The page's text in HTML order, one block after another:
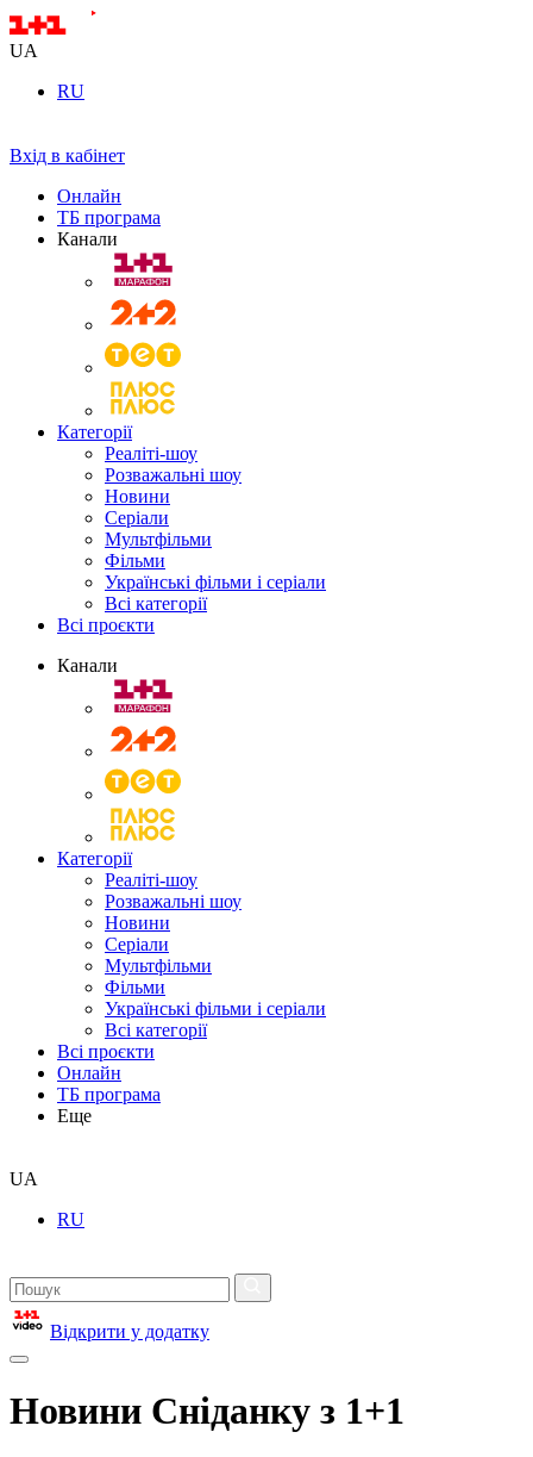
UA
RU
Вхід в кабінет
Онлайн
ТБ програма
Канали
Категорії
Реаліті-шоу
Розважальні шоу
Новини
Серіали
Мультфільми
Фільми
Українські фільми і серіали
Всі категорії
Всі проєкти
Канали
Категорії
Реаліті-шоу
Розважальні шоу
Новини
Серіали
Мультфільми
Фільми
Українські фільми і серіали
Всі категорії
Всі проєкти
Онлайн
ТБ програма
Еще
UA
RU
Відкрити у додатку
Новини Сніданку з 1+1